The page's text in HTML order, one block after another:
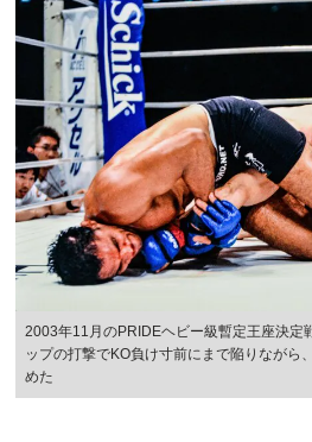
2003年11月のPRIDEヘビー級暫定王座決定
ップの打撃でKO負け寸前にまで陥りながら
めた